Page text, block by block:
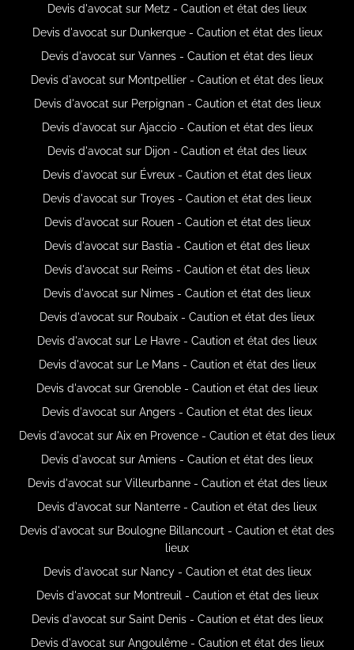
Devis d'avocat sur Metz - Caution et état des lieux
Devis d'avocat sur Dunkerque - Caution et état des lieux
Devis d'avocat sur Vannes - Caution et état des lieux
Devis d'avocat sur Montpellier - Caution et état des lieux
Devis d'avocat sur Perpignan - Caution et état des lieux
Devis d'avocat sur Ajaccio - Caution et état des lieux
Devis d'avocat sur Dijon - Caution et état des lieux
Devis d'avocat sur Évreux - Caution et état des lieux
Devis d'avocat sur Troyes - Caution et état des lieux
Devis d'avocat sur Rouen - Caution et état des lieux
Devis d'avocat sur Bastia - Caution et état des lieux
Devis d'avocat sur Reims - Caution et état des lieux
Devis d'avocat sur Nimes - Caution et état des lieux
Devis d'avocat sur Roubaix - Caution et état des lieux
Devis d'avocat sur Le Havre - Caution et état des lieux
Devis d'avocat sur Le Mans - Caution et état des lieux
Devis d'avocat sur Grenoble - Caution et état des lieux
Devis d'avocat sur Angers - Caution et état des lieux
Devis d'avocat sur Aix en Provence - Caution et état des lieux
Devis d'avocat sur Amiens - Caution et état des lieux
Devis d'avocat sur Villeurbanne - Caution et état des lieux
Devis d'avocat sur Nanterre - Caution et état des lieux
Devis d'avocat sur Boulogne Billancourt - Caution et état des
lieux
Devis d'avocat sur Nancy - Caution et état des lieux
Devis d'avocat sur Montreuil - Caution et état des lieux
Devis d'avocat sur Saint Denis - Caution et état des lieux
Devis d'avocat sur Angoulême - Caution et état des lieux